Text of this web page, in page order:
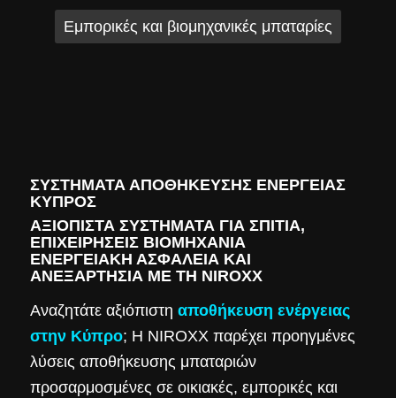
Εμπορικές και βιομηχανικές μπαταρίες
ΣΥΣΤΉΜΑΤΑ ΑΠΟΘΉΚΕΥΣΗΣ ΕΝΈΡΓΕΙΑΣ
ΚΎΠΡΟΣ
ΑΞΙΌΠΙΣΤΑ ΣΥΣΤΉΜΑΤΑ ΓΙΑ ΣΠΊΤΙΑ,
ΕΠΙΧΕΙΡΉΣΕΙΣ ΒΙΟΜΗΧΑΝΊΑ
ΕΝΕΡΓΕΙΑΚΉ ΑΣΦΆΛΕΙΑ ΚΑΙ
ΑΝΕΞΑΡΤΗΣΊΑ ΜΕ ΤΗ NIROXX
Αναζητάτε αξιόπιστη αποθήκευση ενέργειας
στην Κύπρο; Η NIROXX παρέχει προηγμένες
λύσεις αποθήκευσης μπαταριών
προσαρμοσμένες σε οικιακές, εμπορικές και